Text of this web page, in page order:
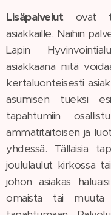
Lisäpalvelut ovat
asiakkaille. Näihin
Lapin
asiakkaana niitä
kertaluonteisesti
asumisen tueksi
tapahtumiin
ammatitaitoisen ja
yhdessä. Tällaisia
joululaulut kirkossa
johon asiakas
omaista tai muuta